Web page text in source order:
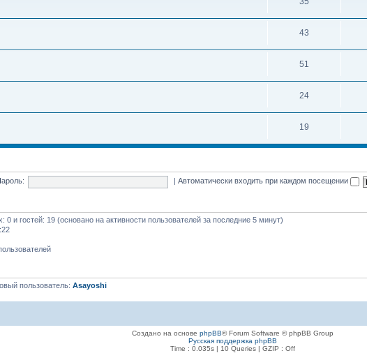
43
51
24
19
|Автоматически входить при каждом посещении
0 и гостей: 19 (основано на активности пользователей за последние 5 минут)
пользователь: Asayoshi
Создано на основе phpBB® Forum Software © phpBB Group
Русская поддержка phpBB
Time : 0.035s | 10 Queries | GZIP : Off